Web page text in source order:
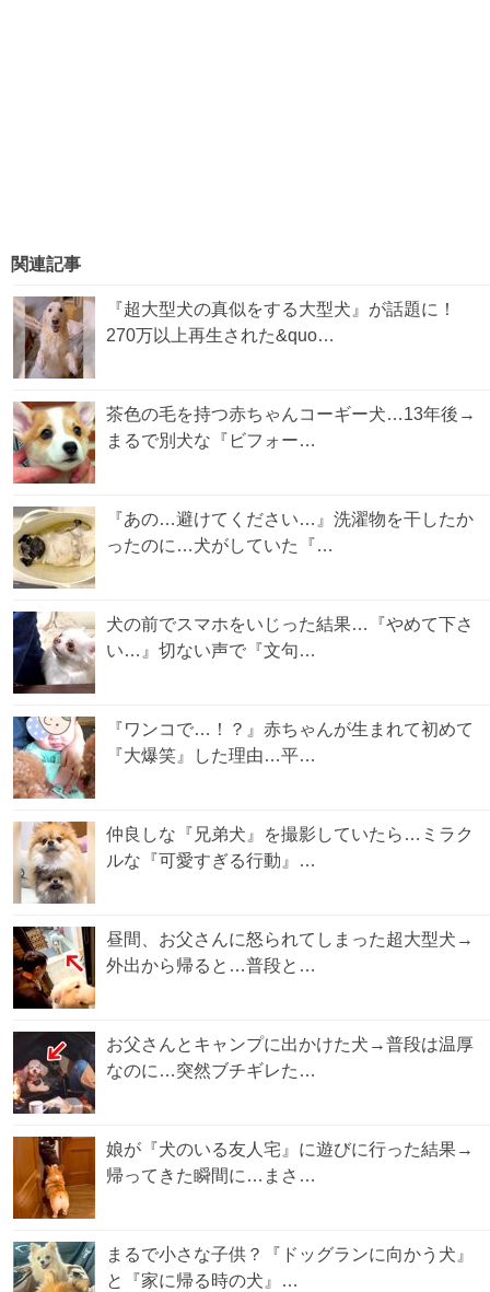
関連記事
『超大型犬の真似をする大型犬』が話題に！
270万以上再生された&quo…
茶色の毛を持つ赤ちゃんコーギー犬…13年後→
まるで別犬な『ビフォー…
『あの…避けてください…』洗濯物を干したか
ったのに…犬がしていた『…
犬の前でスマホをいじった結果…『やめて下さ
い…』切ない声で『文句…
『ワンコで…！？』赤ちゃんが生まれて初めて
『大爆笑』した理由…平…
仲良しな『兄弟犬』を撮影していたら…ミラク
ルな『可愛すぎる行動』…
昼間、お父さんに怒られてしまった超大型犬→
外出から帰ると…普段と…
お父さんとキャンプに出かけた犬→普段は温厚
なのに…突然ブチギレた…
娘が『犬のいる友人宅』に遊びに行った結果→
帰ってきた瞬間に…まさ…
まるで小さな子供？『ドッグランに向かう犬』
と『家に帰る時の犬』…